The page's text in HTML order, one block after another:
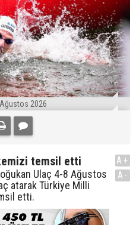
2026
temsil etti
Ulaç 4-8 Ağustos
atarak Türkiye Milli
etti.
A+
A-